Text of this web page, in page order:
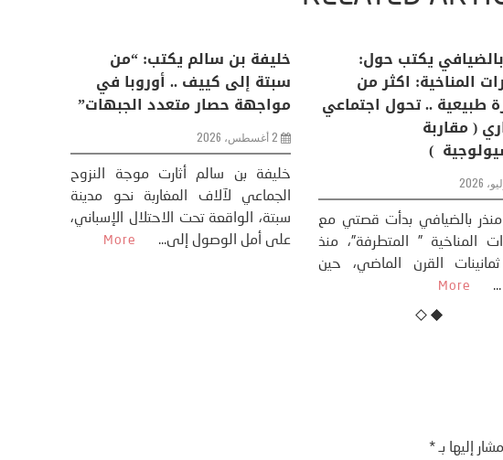
منذر بالضيافي يكتب حول:
التغيرات المناخية: اكثر من
ظاهرة طبيعية .. تحول اجتماعي
وحضاري ( مقاربة
سوسيولوجية )
23 يوليو، 2026
كتب: منذر بالضيافي بدأت قصتي مع
التغييرات المناخية ” المتطرفة”، منذ
الكبرى .. كيف
الإنسان والعالم؟
بالضيافي ** المنعطف
تشكيل القوة عالميًا، **
يدخل لحظة تاريخ...
More
إليها بـ*